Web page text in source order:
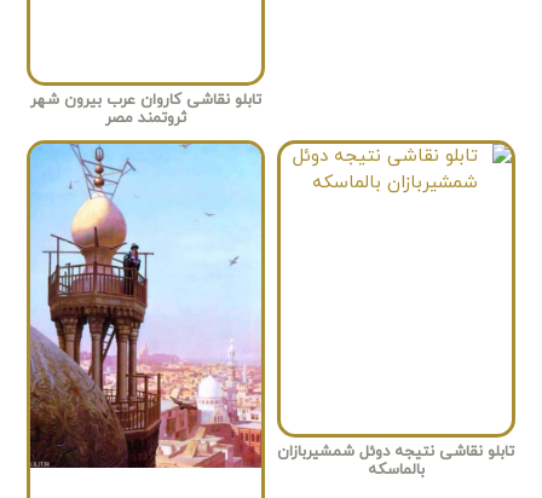
تابلو نقاشی کاروان عرب بیرون شهر
ثروتمند مصر
تابلو نقاشی نتیجه دوئل شمشیربازان
بالماسکه